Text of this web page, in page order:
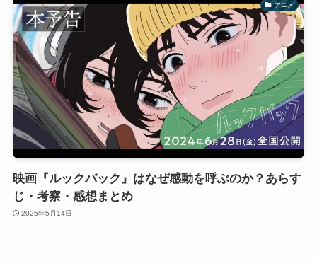
アニメ
映画『ルックバック』はなぜ感動を呼ぶのか？あらす
じ・考察・感想まとめ
2025年5月14日